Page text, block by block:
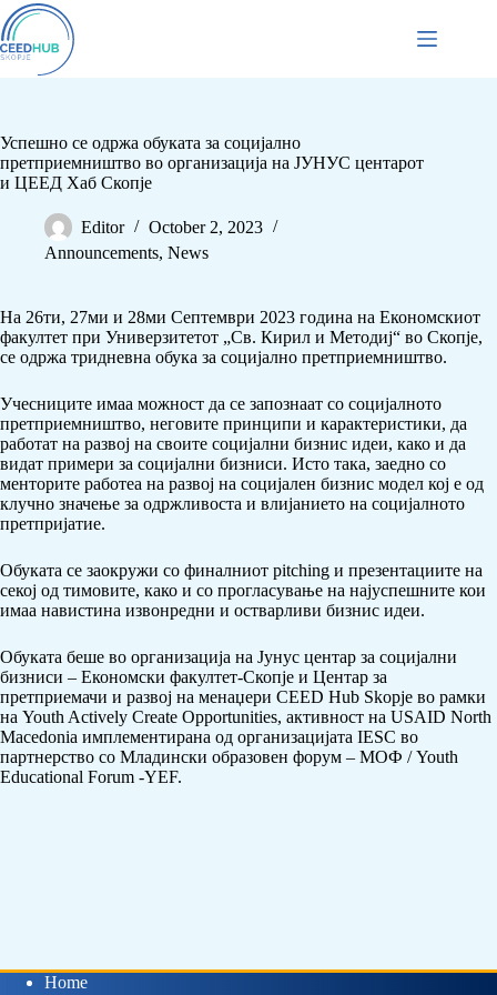
Успешно се одржа обуката за социјално
претприемништво во организација на ЈУНУС центарот
и ЦЕЕД Хаб Скопје
Editor
October 2, 2023
Announcements, News
На 26ти, 27ми и 28ми Септември 2023 година на Економскиот
факултет при Универзитетот „Св. Кирил и Методиј“ во Скопје,
се одржа тридневна обука за социјално претприемништво.
Учесниците имаа можност да се запознаат со социјалното
претприемништво, неговите принципи и карактеристики, да
работат на развој на своите социјални бизнис идеи, како и да
видат примери за социјални бизниси. Исто така, заедно со
менторите работеа на развој на социјален бизнис модел кој е од
клучно значење за одржливоста и влијанието на социјалното
претпријатие.
Обуката се заокружи со финалниот pitching и презентациите на
секој од тимовите, како и со прогласување на најуспешните кои
имаа навистина извонредни и остварливи бизнис идеи.
Обуката беше во организација на Јунус центар за социјални
бизниси – Економски факултет-Скопје и Центар за
претприемачи и развој на менаџери CEED Hub Skopje во рамки
на Youth Actively Create Opportunities, aктивност на USAID North
Macedonia имплементирана oд организацијата IESC во
партнерство со Младински образовен форум – МОФ / Youth
Educational Forum -YEF.
Home